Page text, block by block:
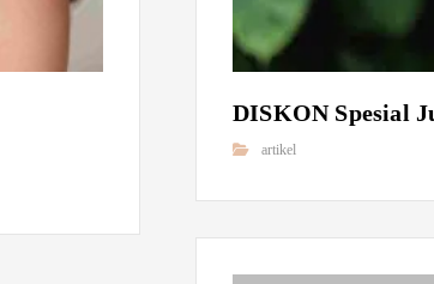
DISKON Spesial
artikel